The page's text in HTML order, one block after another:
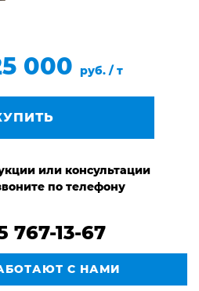
000 руб. / т
или консультации
по телефону
767-13-67
С НАМИ